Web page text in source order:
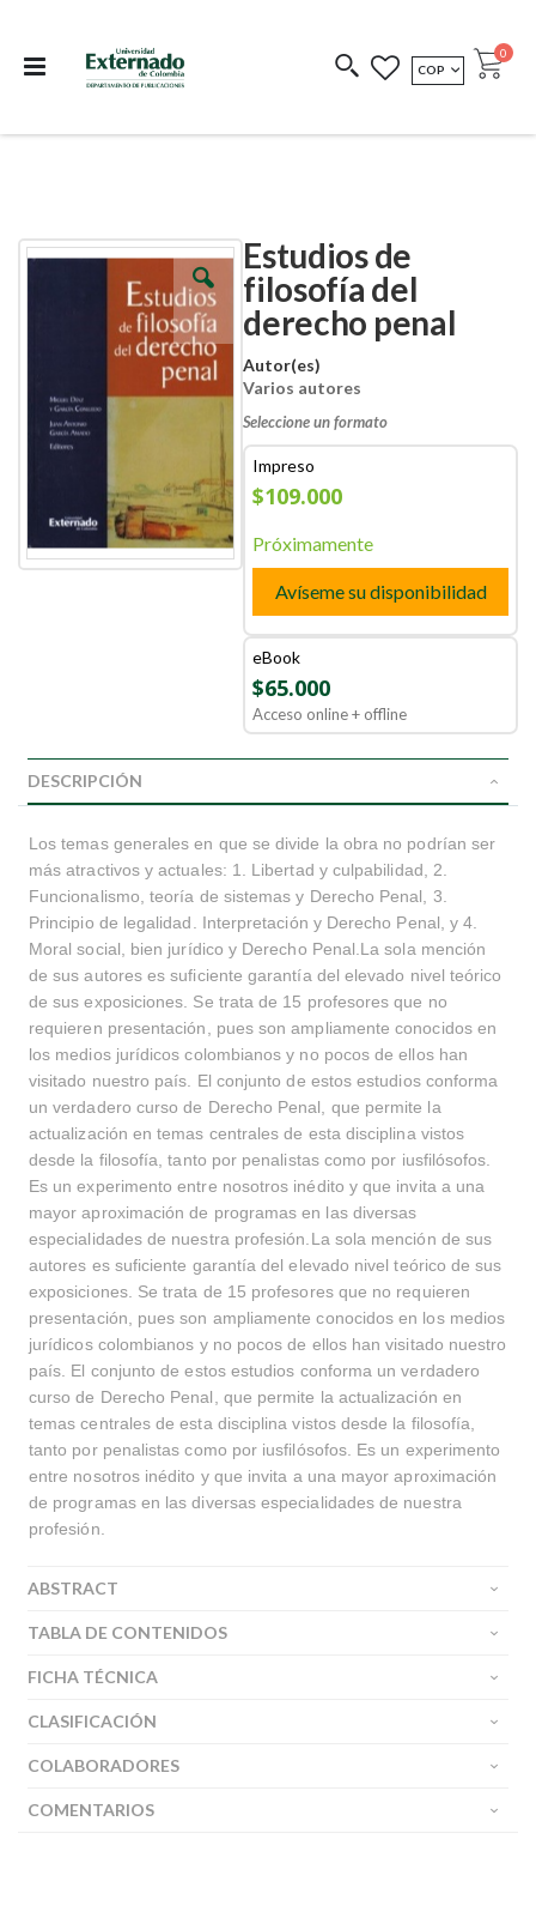
COEDICIONES REDIMIR CÓDIGO
MONEDA
COP Cart
0
Estudios de
filosofía del
derecho penal
Autor(es)
Varios autores
Seleccione un formato
Impreso
$109.000
Próximamente
Avíseme su disponibilidad
eBook
$65.000
Acceso online + offline
Skip
gallery
Skip
gallery
DESCRIPCIÓN
Los temas generales en que se divide la obra no podrían ser
más atractivos y actuales: 1. Libertad y culpabilidad, 2.
Funcionalismo, teoría de sistemas y Derecho Penal, 3.
Principio de legalidad. Interpretación y Derecho Penal, y 4.
Moral social, bien jurídico y Derecho Penal.La sola mención
de sus autores es suficiente garantía del elevado nivel teórico
de sus exposiciones. Se trata de 15 profesores que no
requieren presentación, pues son ampliamente conocidos en
los medios jurídicos colombianos y no pocos de ellos han
visitado nuestro país. El conjunto de estos estudios conforma
un verdadero curso de Derecho Penal, que permite la
actualización en temas centrales de esta disciplina vistos
desde la filosofía, tanto por penalistas como por iusfilósofos.
Es un experimento entre nosotros inédito y que invita a una
mayor aproximación de programas en las diversas
especialidades de nuestra profesión.La sola mención de sus
autores es suficiente garantía del elevado nivel teórico de sus
exposiciones. Se trata de 15 profesores que no requieren
presentación, pues son ampliamente conocidos en los medios
jurídicos colombianos y no pocos de ellos han visitado nuestro
país. El conjunto de estos estudios conforma un verdadero
curso de Derecho Penal, que permite la actualización en
temas centrales de esta disciplina vistos desde la filosofía,
tanto por penalistas como por iusfilósofos. Es un experimento
entre nosotros inédito y que invita a una mayor aproximación
de programas en las diversas especialidades de nuestra
profesión.
ABSTRACT
TABLA DE CONTENIDOS
FICHA TÉCNICA
CLASIFICACIÓN
COLABORADORES
COMENTARIOS